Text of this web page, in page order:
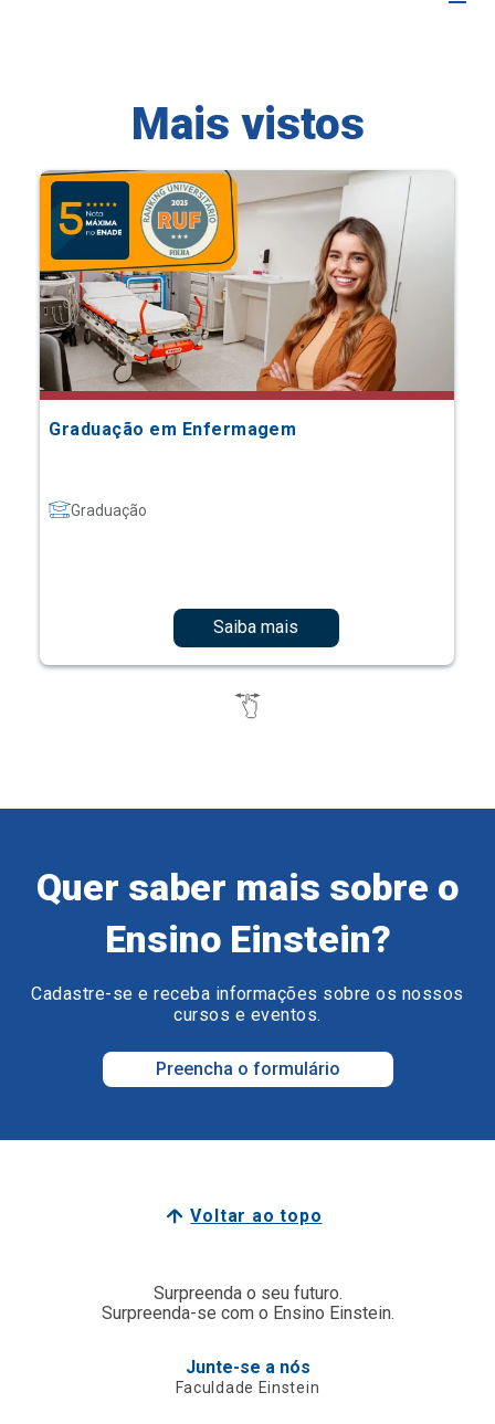
Mais vistos
Graduação em Enfermagem
Graduação
Saiba mais
Quer saber mais sobre o
Ensino Einstein?
Cadastre-se e receba informações sobre os nossos
cursos e eventos.
Preencha o formulário
Voltar ao topo
Surpreenda o seu futuro.
Surpreenda-se com o Ensino Einstein.
Junte-se a nós
Faculdade Einstein